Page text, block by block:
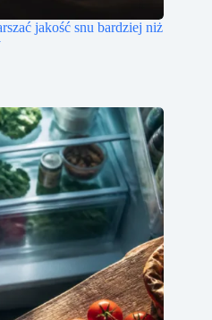
jakość snu bardziej niż